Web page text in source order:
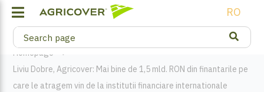
RO
Homepage
Liviu Dobre, Agricover: Mai bine de 1,5 mld. RON din finantarile pe
care le atragem vin de la institutii financiare internationale